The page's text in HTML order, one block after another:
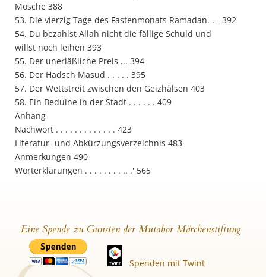
Mosche 388
53. Die vierzig Tage des Fastenmonats Ramadan. . - 392
54. Du bezahlst Allah nicht die fällige Schuld und
willst noch leihen 393
55. Der unerläßliche Preis ... 394
56. Der Hadsch Masud . . . . . 395
57. Der Wettstreit zwischen den Geizhälsen 403
58. Ein Beduine in der Stadt . . . . . . 409
Anhang
Nachwort . . . . . . . . . . . . . 423
Literatur- und Abkürzungsverzeichnis 483
Anmerkungen 490
Worterklärungen . . . . . . . . .. .' 565
Eine Spende zu Gunsten der Mutabor Märchenstiftung
Spenden mit Twint